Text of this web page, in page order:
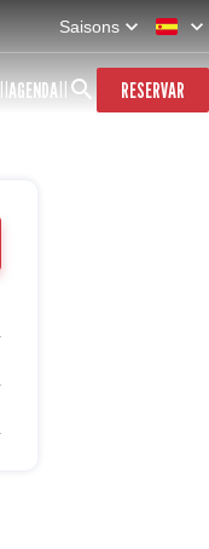
Saisons
AGENDA RESERVAR